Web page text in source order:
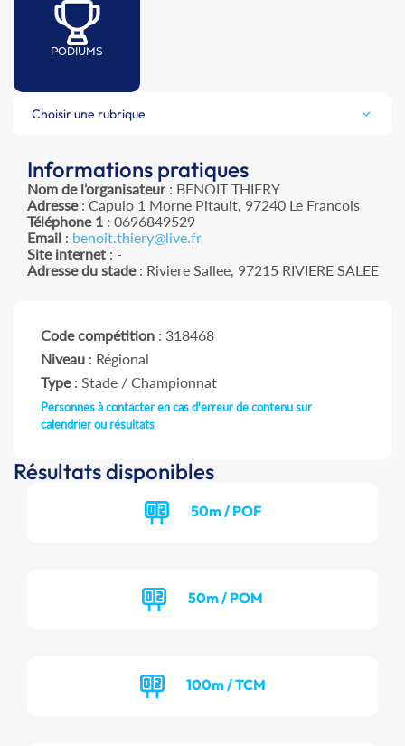
PODIUMS
Choisir une rubrique
Informations pratiques
Nom de l’organisateur: BENOIT THIERY
Adresse: Capulo 1 Morne Pitault, 97240 Le Francois
Téléphone 1: 0696849529
Email: benoit.thiery@live.fr
Site internet: -
Adresse du stade: Riviere Sallee, 97215 RIVIERE SALEE
Code compétition : 318468
Niveau : Régional
Type: Stade / Championnat
Personnes à contacter en cas d'erreur de contenu sur
calendrier ou résultats
Résultats disponibles
50m / POF
50m / POM
100m / TCM